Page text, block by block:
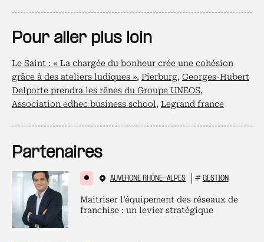
Pour aller plus loin
Le Saint : « La chargée du bonheur crée une cohésion
grâce à des ateliers ludiques », Pierburg, Georges-Hubert
Delporte prendra les rênes du Groupe UNEOS,
Association edhec business school, Legrand france
Partenaires
AUVERGNE RHÔNE-ALPES # GESTION
Maitriser l’équipement des réseaux de
franchise : un levier stratégique